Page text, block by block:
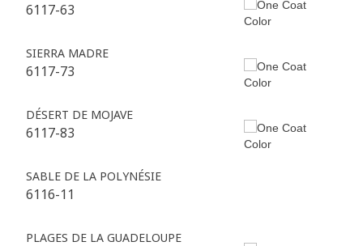
6117-63
SIERRA MADRE
6117-73
DÉSERT DE MOJAVE
6117-83
SABLE DE LA POLYNÉSIE
6116-11
PLAGES DE LA GUADELOUPE